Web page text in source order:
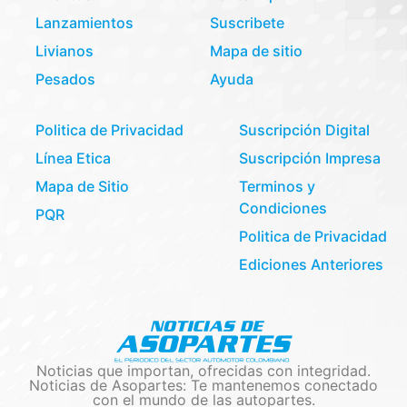
Lanzamientos
Livianos
Pesados
Suscribete
Mapa de sitio
Ayuda
Politica de Privacidad
Línea Etica
Mapa de Sitio
PQR
Suscripción Digital
Suscripción Impresa
Terminos y
Condiciones
Politica de Privacidad
Ediciones Anteriores
Noticias que importan, ofrecidas con integridad.
Noticias de Asopartes: Te mantenemos conectado
con el mundo de las autopartes.